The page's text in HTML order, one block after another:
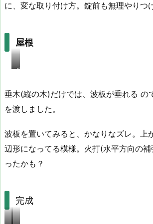
に、変な取り付け方。錠前も無理やりつ
屋根
反
側
こ
な
ズ
レ
垂木(縦の木)だけでは、波板が垂れる の
を渡しました。
波板を置いてみると、かなりなズレ。上
辺形になってる模様。火打(水平方向の
ったかも？
完成